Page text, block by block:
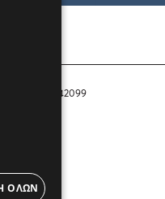
Μ.Η.Τ. 242099
Μανιφέστο
ΌΛΩΝ